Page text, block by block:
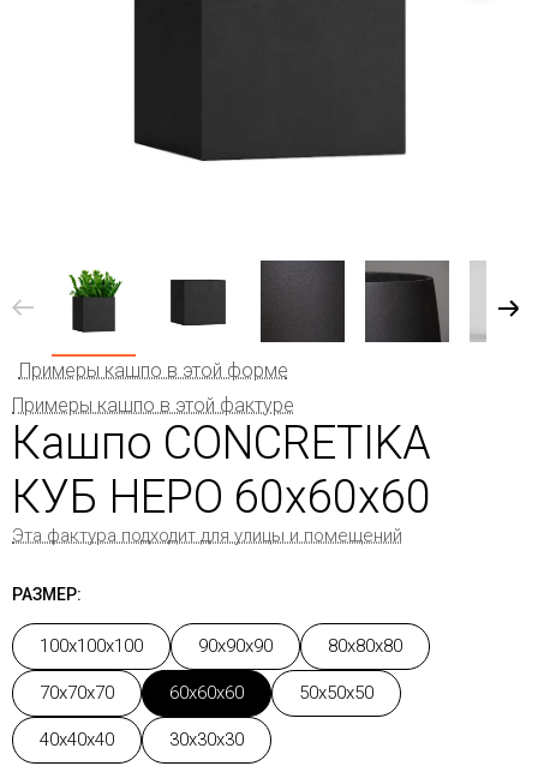
Примеры кашпо в этой форме
Примеры кашпо в этой фактуре
Кашпо CONCRETIKA
КУБ НЕРО 60x60x60
Эта фактура подходит для улицы и помещений
РАЗМЕР:
100x100x100 90x90x90 80x80x80
70x70x70 60x60x60 50x50x50
40x40x40 30x30x30